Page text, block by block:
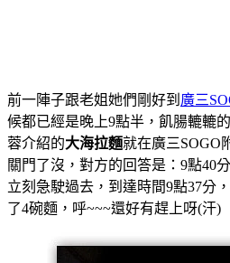
前一陣子跟老姐她們剛好到 廣三
候都已經是晚上9點半，飢腸轆轆
蓉介紹的大海拉麵就在廣三SOGO
關門了沒，對方的回答是：9點40
立刻急駛過去，到達時間9點37分
了4碗麵，呼~~~還好有趕上呀(汗)